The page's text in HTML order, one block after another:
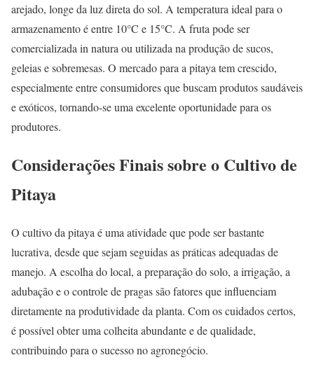
arejado, longe da luz direta do sol. A temperatura ideal para o
armazenamento é entre 10°C e 15°C. A fruta pode ser
comercializada in natura ou utilizada na produção de sucos,
geleias e sobremesas. O mercado para a pitaya tem crescido,
especialmente entre consumidores que buscam produtos saudáveis
e exóticos, tornando-se uma excelente oportunidade para os
produtores.
Considerações Finais sobre o Cultivo de
Pitaya
O cultivo da pitaya é uma atividade que pode ser bastante
lucrativa, desde que sejam seguidas as práticas adequadas de
manejo. A escolha do local, a preparação do solo, a irrigação, a
adubação e o controle de pragas são fatores que influenciam
diretamente na produtividade da planta. Com os cuidados certos,
é possível obter uma colheita abundante e de qualidade,
contribuindo para o sucesso no agronegócio.